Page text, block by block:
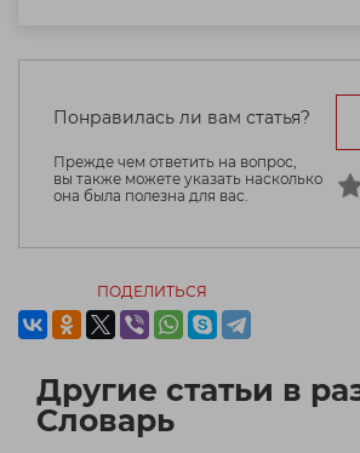
Понравилась ли вам статья?
Прежде чем ответить на вопрос,
вы также можете указать насколько
она была полезна для вас.
ПОДЕЛИТЬСЯ
Другие статьи в
Словарь